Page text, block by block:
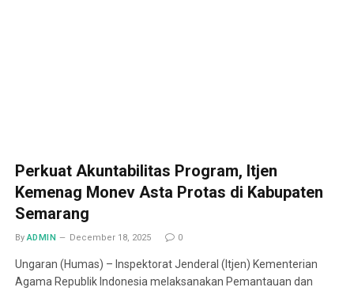
Perkuat Akuntabilitas Program, Itjen
Kemenag Monev Asta Protas di Kabupaten
Semarang
By ADMIN December 18, 2025 0
Ungaran (Humas) – Inspektorat Jenderal (Itjen) Kementerian
Agama Republik Indonesia melaksanakan Pemantauan dan